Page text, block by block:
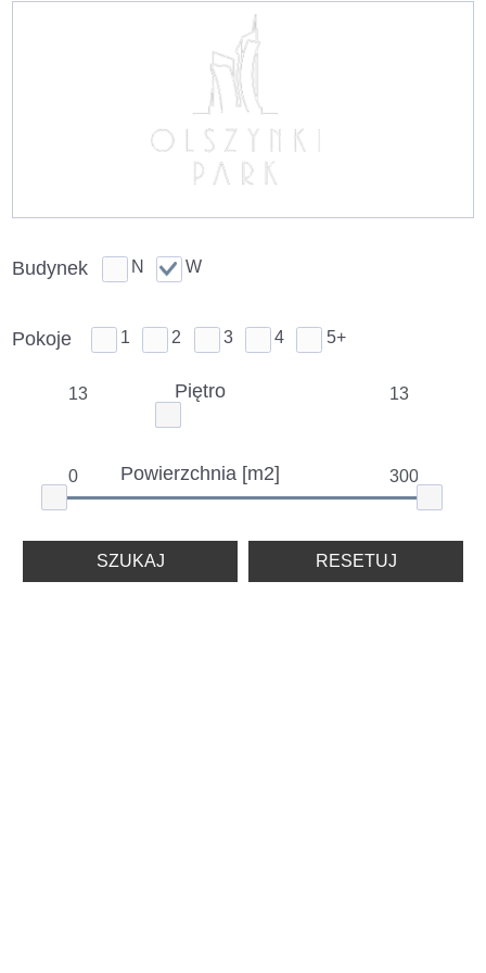
Budynek N W
Pokoje 1 2 3 4 5+
Piętro
Powierzchnia [m2]